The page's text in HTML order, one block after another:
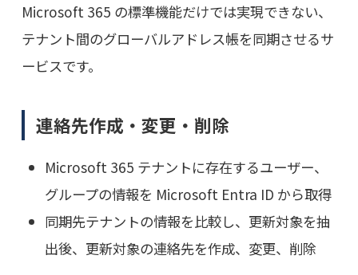
Microsoft 365 の標準機能だけでは実現できない、
テナント間のグローバルアドレス帳を同期させるサ
ービスです。
連絡先作成・変更・削除
Microsoft 365 テナントに存在するユーザー、
グループの情報を Microsoft Entra ID から取得
同期先テナントの情報を比較し、更新対象を抽
出後、更新対象の連絡先を作成、変更、削除